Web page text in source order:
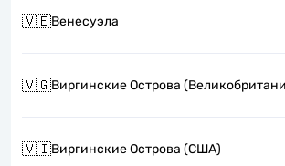
🇻🇪Венесуэла
🇻🇬Виргинские Острова
🇻🇮Виргинские Острова (США)